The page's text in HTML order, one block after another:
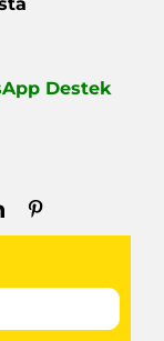
Destek